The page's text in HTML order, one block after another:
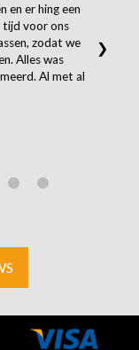
en er hing een
tijd voor ons
zodat we
Alles was
Al met al
❯